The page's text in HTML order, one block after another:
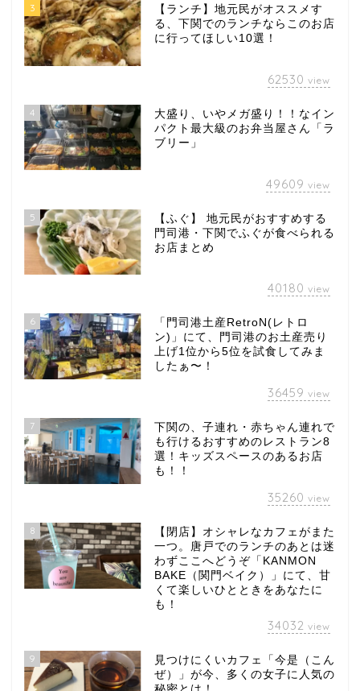
3
【ランチ】地元民がオススメす
る、下関でのランチならこのお店
に行ってほしい10選！
62530 view
4
大盛り、いやメガ盛り！！なイン
パクト最大級のお弁当屋さん「ラ
ブリー」
49609 view
5
【ふぐ】 地元民がおすすめする
門司港・下関でふぐが食べられる
お店まとめ
40180 view
6
「門司港土産RetroN(レトロ
ン)」にて、門司港のお土産売り
上げ1位から5位を試食してみま
したぁ〜！
36459 view
7
下関の、子連れ・赤ちゃん連れで
も行けるおすすめのレストラン8
選！キッズスペースのあるお店
も！！
35260 view
8
【閉店】オシャレなカフェがまた
一つ。唐戸でのランチのあとは迷
わずここへどうぞ「KANMON
BAKE（関門ベイク）」にて、甘
くて楽しいひとときをあなたに
も！
34032 view
9
見つけにくいカフェ「今是（こん
ぜ）」が今、多くの女子に人気の